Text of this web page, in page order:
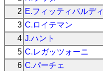
2 E.フィッティパルディ
3 C.ロイテマン
4 J.ハント
5 C.レガッツォーニ
6 C.パーチェ